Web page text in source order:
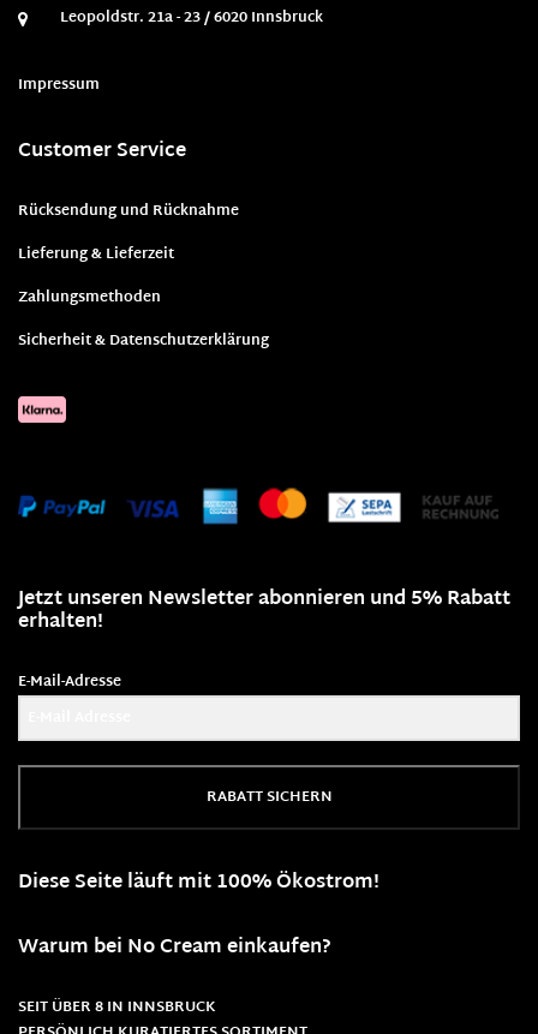
Leopoldstr. 21a - 23 / 6020 Innsbruck
Impressum
Customer Service
Rücksendung und Rücknahme
Lieferung & Lieferzeit
Zahlungsmethoden
Sicherheit & Datenschutzerklärung
Jetzt unseren Newsletter abonnieren und 5% Rabatt
erhalten!
E-Mail-Adresse
RABATT SICHERN
Diese Seite läuft mit 100% Ökostrom!
Warum bei No Cream einkaufen?
SEIT ÜBER 8 IN INNSBRUCK